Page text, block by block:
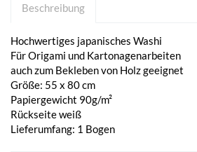
Beschreibung
Hochwertiges japanisches Washi
Für Origami und Kartonagenarbeiten
auch zum Bekleben von Holz geeignet
Größe: 55 x 80 cm
Papiergewicht 90g/m²
Rückseite weiß
Lieferumfang: 1 Bogen